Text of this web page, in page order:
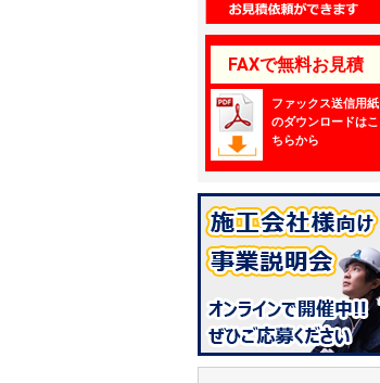
FAXで無料お見積
ファックス送信用紙
のダウンロードはこ
ちらから